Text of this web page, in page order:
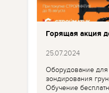
Горящая акция
25.07.2024
Оборудование для
зондирования
Обучение